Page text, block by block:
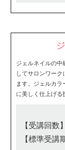
ジェルネイルの中
してサロンワー
ます。ジェルカ
に美しく仕上げる
【受講回数
【標準受講